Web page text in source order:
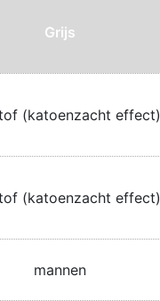
Grijs
(katoenzacht effect)
(katoenzacht effect)
mannen